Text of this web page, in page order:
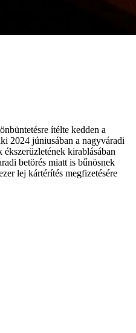
ítélte kedden a
2024 júniusában a nagyváradi
kirablásában
betörés miatt is bűnösnek
lej kártérítés megfizetésére